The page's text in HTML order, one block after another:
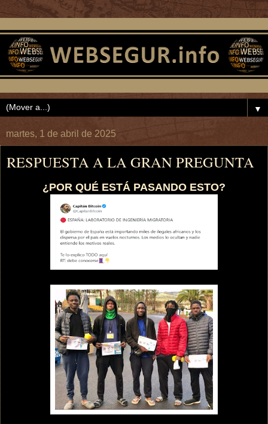
▼
martes, 1 de abril de 2025
RESPUESTA A LA GRAN PREGUNTA
¿POR QUÉ ESTÁ PASANDO ESTO?